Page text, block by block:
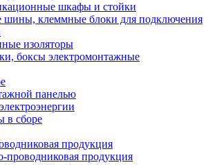
шкафы и стойки
шины, клеммные блоки для подключения
изоляторы
боксы электромонтажные
панелью
в сборе
продукция
проводниковая продукция